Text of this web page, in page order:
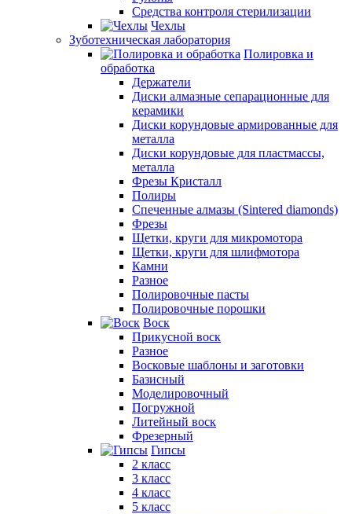
Средства контроля стерилизации
Чехлы
Зуботехническая лаборатория
Полировка и
обработка
Держатели
Диски алмазные сепарационные для
керамики
Диски корундовые армированные для
металла
Диски корундовые для пластмассы,
металла
Фрезы Кристалл
Полиры
Спеченные алмазы (Sintered diamonds)
Фрезы
Щетки, круги для микромотора
Щетки, круги для шлифмотора
Камни
Разное
Полировочные пасты
Полировочные порошки
Воск
Прикусной воск
Разное
Восковые шаблоны и заготовки
Базисный
Моделировочный
Погружной
Литейный воск
Фрезерный
Гипсы
2 класс
3 класс
4 класс
5 класс